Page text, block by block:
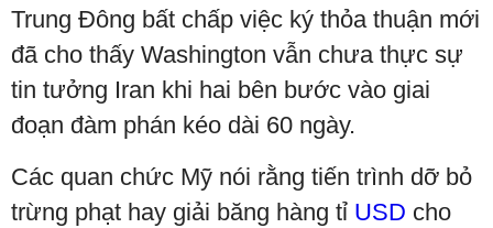
Trung Đông bất chấp việc ký thỏa thuận mới
đã cho thấy Washington vẫn chưa thực sự
tin tưởng Iran khi hai bên bước vào giai
đoạn đàm phán kéo dài 60 ngày.
Các quan chức Mỹ nói rằng tiến trình dỡ bỏ
trừng phạt hay giải băng hàng tỉ USD cho